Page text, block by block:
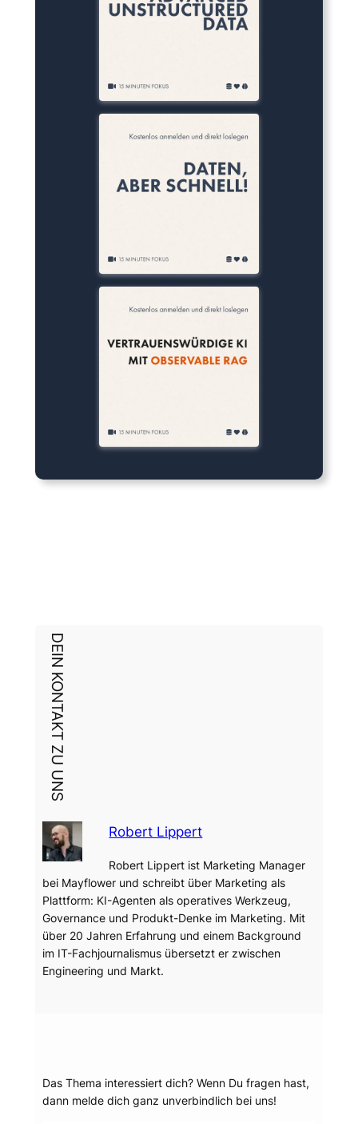
DEIN KONTAKT ZU UNS
Robert Lippert
Robert Lippert ist Marketing Manager
bei Mayflower und schreibt über Marketing als
Plattform: KI-Agenten als operatives Werkzeug,
Governance und Produkt-Denke im Marketing. Mit
über 20 Jahren Erfahrung und einem Background
im IT-Fachjournalismus übersetzt er zwischen
Engineering und Markt.
Das Thema interessiert dich? Wenn Du fragen hast,
dann melde dich ganz unverbindlich bei uns!